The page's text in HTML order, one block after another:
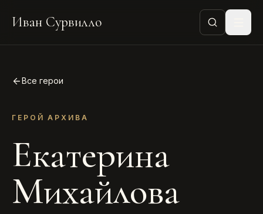
Иван Сурвилло
Все герои
ГЕРОЙ АРХИВА
Екатерина
Михайлова